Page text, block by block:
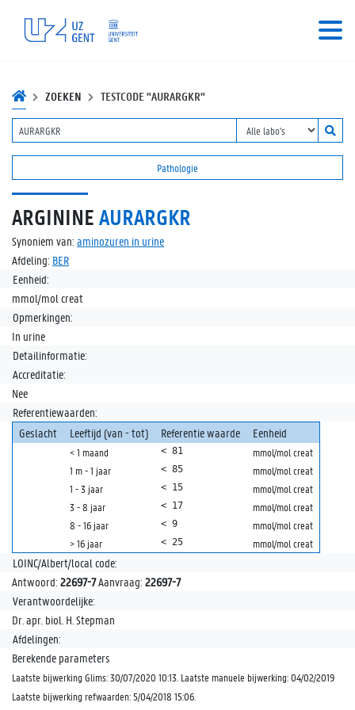
ZOEKEN TESTCODE "AURARGKR"
Pathologie
ARGININE AURARGKR
Synoniem van: aminozuren in urine
Afdeling: BER
Eenheid:
mmol/mol creat
Opmerkingen:
In urine
Detailinformatie:
Accreditatie:
Nee
Referentiewaarden:
Geslacht
Leeftijd (van - tot) Referentie waarde Eenheid
< 1 maand < 81
mmol/mol creat
1 m - 1 jaar
< 85
mmol/mol creat
1 - 3 jaar
< 15
mmol/mol creat
3 - 8 jaar
< 17
mmol/mol creat
8 - 16 jaar
< 9
mmol/mol creat
> 16 jaar
< 25 mmol/mol creat
LOINC/Albert/local code:
Antwoord: 22697-7Aanvraag: 22697-7
Verantwoordelijke:
Dr. apr. biol. H. Stepman
Afdelingen:
Berekende parameters
Laatste bijwerking Glims: 30/07/2020 10:13. Laatste manuele bijwerking: 04/02/2019
Laatste bijwerking refwaarden: 5/04/2018 15:06.